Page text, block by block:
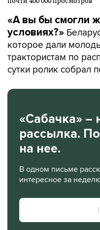
«А вы бы смогли
условиях?»
которое дали
трактористам по
сутки ролик собрал
«Сабачка» –
рассылка.
на нее.
В одном письме
интересное за